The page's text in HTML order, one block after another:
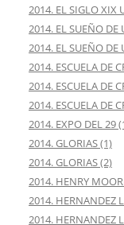
2014. EL SIGLO XIX
2014. EL SUEÑO DE
2014. EL SUEÑO DE
2014. ESCUELA DE
2014. ESCUELA DE
2014. ESCUELA DE
2014. EXPO DEL 29
2014. GLORIAS (1)
2014. GLORIAS (2)
2014. HENRY
2014. HERNANDEZ
2014. HERNANDEZ